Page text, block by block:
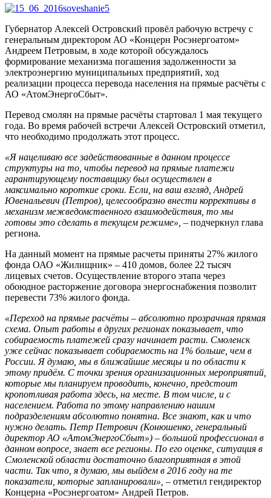
Губернатор Алексей Островский провёл рабочую встречу с
генеральным директором АО «Концерн Росэнергоатом»
Андреем Петровым, в ходе которой обсуждалось
формирование механизма погашения задолженности за
электроэнергию муниципальных предприятий, ход
реализации процесса перевода населения на прямые расчёты с
АО «АтомЭнергоСбыт».
Перевод смолян на прямые расчёты стартовал 1 мая текущего
года. Во время рабочей встречи Алексей Островский отметил,
что необходимо продолжать этот процесс.
«Я нацеливаю все задействованные в данном процессе
структуры на то, чтобы перевод на прямые платежи
гарантирующему поставщику был осуществлен в
максимально короткие сроки. Если, на ваш взгляд, Андрей
Ювенальевич (Петров), целесообразно внести коррективы в
механизм межведомственного взаимодействия, то мы
готовы это сделать в текущем режиме», – подчеркнул глава
региона.
На данный момент на прямые расчеты приняты 27% жилого
фонда ОАО «Жилищник» – 410 домов, более 22 тысяч
лицевых счетов. Осуществление второго этапа через
обоюдное расторжение договора энергоснабжения позволит
перевести 73% жилого фонда.
«Переход на прямые расчёты – абсолютно прозрачная прямая
схема. Опыт работы в других регионах показывает, что
собираемость платежей сразу начинает расти. Смоленск
уже сейчас показывает собираемость на 1% больше, чем в
России. Я думаю, мы в ближайшие месяцы и по области к
этому придём. С точки зрения организационных мероприятий,
которые мы планируем проводить, конечно, предстоит
кропотливая работа здесь, на месте. В том числе, и с
населением. Работа по этому направлению нашим
подразделениям абсолютно понятна. Все знают, как и что
нужно делать. Петр Петрович (Конюшенко, генеральный
директор АО «АтомЭнергоСбыт») – большой профессионал в
данном вопросе, знает все регионы. По его оценке, ситуация в
Смоленской области достаточно благоприятная в этой
части. Так что, я думаю, мы выйдем в 2016 году на те
показатели, которые запланировали», – отметил гендиректор
Концерна «Росэнергоатом» Андрей Петров.